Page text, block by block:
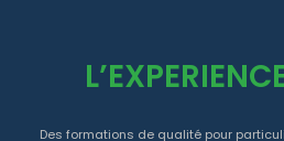
Des formations de qualité pour